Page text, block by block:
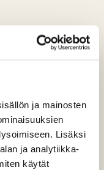
ja mainosten
Lisäksi
ja analytiikka-
käytät